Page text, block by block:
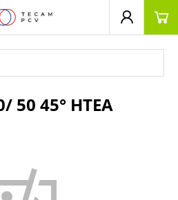
50 45° HTEA